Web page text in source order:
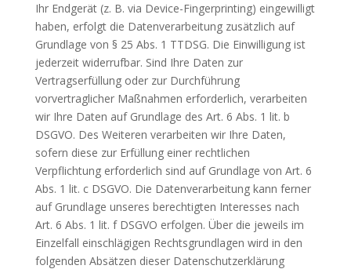
Ihr Endgerät (z. B. via Device-Fingerprinting) eingewilligt
haben, erfolgt die Datenverarbeitung zusätzlich auf
Grundlage von § 25 Abs. 1 TTDSG. Die Einwilligung ist
jederzeit widerrufbar. Sind Ihre Daten zur
Vertragserfüllung oder zur Durchführung
vorvertraglicher Maßnahmen erforderlich, verarbeiten
wir Ihre Daten auf Grundlage des Art. 6 Abs. 1 lit. b
DSGVO. Des Weiteren verarbeiten wir Ihre Daten,
sofern diese zur Erfüllung einer rechtlichen
Verpflichtung erforderlich sind auf Grundlage von Art. 6
Abs. 1 lit. c DSGVO. Die Datenverarbeitung kann ferner
auf Grundlage unseres berechtigten Interesses nach
Art. 6 Abs. 1 lit. f DSGVO erfolgen. Über die jeweils im
Einzelfall einschlägigen Rechtsgrundlagen wird in den
folgenden Absätzen dieser Datenschutzerklärung